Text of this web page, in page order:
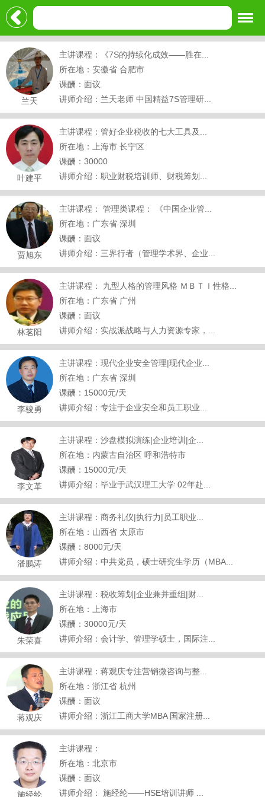
兰天
主讲课程：《7S的持续化成效——胜在...
所在地：安徽省 合肥市
课酬：面议
讲师介绍：兰天老师 中国精益7S管理研...
叶建平
主讲课程：管好企业税收的七大工具及...
所在地：上海市 长宁区
课酬：30000
讲师介绍：职业财税培训师、财税筹划...
贾旭东
主讲课程： 管理类课程： 《中国企业管...
所在地：广东省 深圳
课酬：面议
讲师介绍：三界行者（管理学术界、企业...
林茗阳
主讲课程： 九型人格的管理风格 ＭＢＴＩ性格...
所在地：广东省 广州
课酬：面议
讲师介绍：实战派战略与人力资源专家，...
李骏勇
主讲课程：现代企业安全管理|现代企业...
所在地：广东省 深圳
课酬：15000元/天
讲师介绍：专注于企业安全和员工职业...
李文革
主讲课程：沙盘模拟演练|企业培训|企...
所在地：内蒙古自治区 呼和浩特市
课酬：15000元/天
讲师介绍：毕业于武汉理工大学 02年赴...
潘鹏涛
主讲课程：商务礼仪|执行力|员工职业...
所在地：山西省 太原市
课酬：8000元/天
讲师介绍：中共党员，硕士研究生学历（MBA...
朱荣喜
主讲课程：税收筹划|企业兼并重组|财...
所在地：上海市
课酬：30000元/天
讲师介绍：会计学、管理学硕士，国际注...
蒋观庆
主讲课程：蒋观庆专注营销微咨询与整...
所在地：浙江省 杭州
课酬：面议
讲师介绍：浙江工商大学MBA 国家注册...
施经纶
主讲课程：
所在地：北京市
课酬：面议
讲师介绍： 施经纶——HSE培训讲师 ...